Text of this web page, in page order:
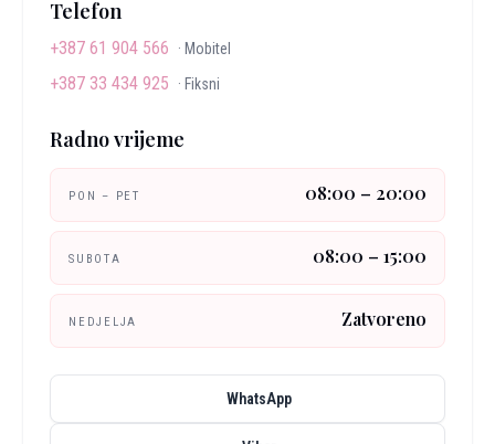
Telefon
+387 61 904 566 · Mobitel
+387 33 434 925 · Fiksni
Radno vrijeme
PON – PET 08:00 – 20:00
SUBOTA 08:00 – 15:00
NEDJELJA Zatvoreno
WhatsApp